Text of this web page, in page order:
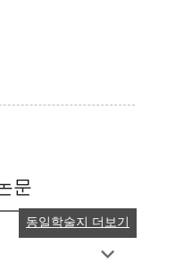
문
동일학술지 더보기